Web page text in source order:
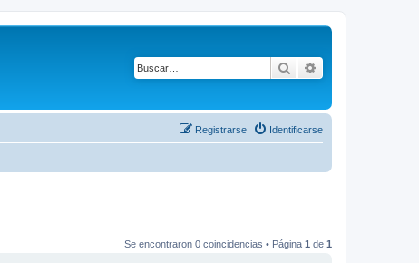
Buscar
Identificarse
Registrarse
Se encontraron 0 coincidencias • Página 1 de 1